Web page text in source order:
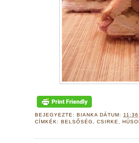
BEJEGYEZTE:BIANKA DÁTUM: 11:36
CÍMKÉK:BELSŐSÉG ,CSIRKE ,